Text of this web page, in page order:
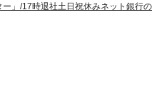
」/17時退社土日祝休みネット銀行の